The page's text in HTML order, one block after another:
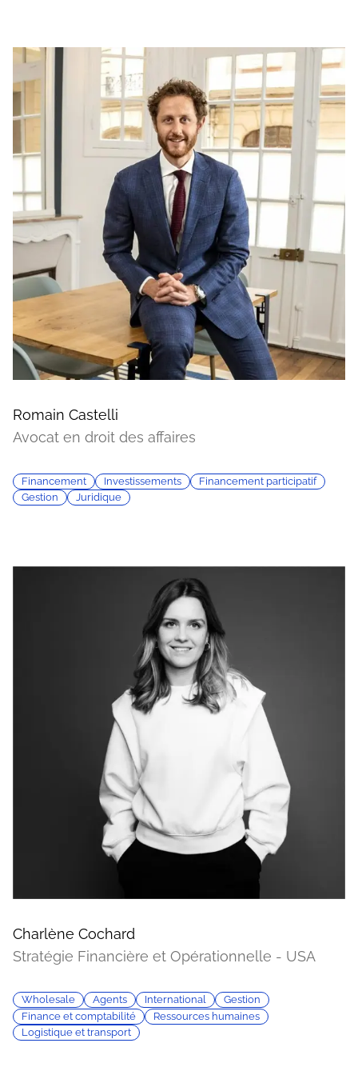
Romain Castelli
Avocat en droit des affaires
Financement Investissements
Financement participatif
Gestion
Juridique
Charlène Cochard
Stratégie Financière et Opérationnelle - USA
Wholesale Agents International
Gestion
Finance et comptabilité
Ressources humaines
Logistique et transport